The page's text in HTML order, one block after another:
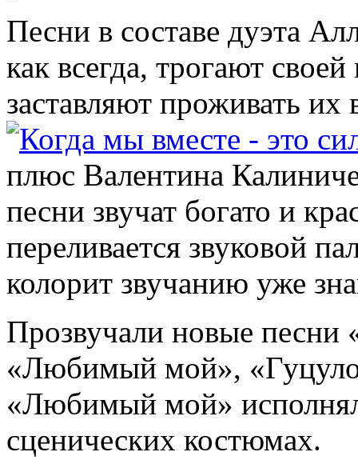
Песни в составе дуэта
как всегда, трогают
заставляют проживать
плюс Валентина
песни звучат богато и
переливается звуковой
колорит звучанию уже
Прозвучали новые песни
«Любимый мой»,
«Любимый мой»
сценических костюмах.